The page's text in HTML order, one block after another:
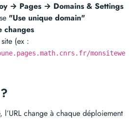
→ Pages → Domains & Settings
"Use unique domain"
changes
(ex :
monsitewe
l’URL change à chaque déploiement